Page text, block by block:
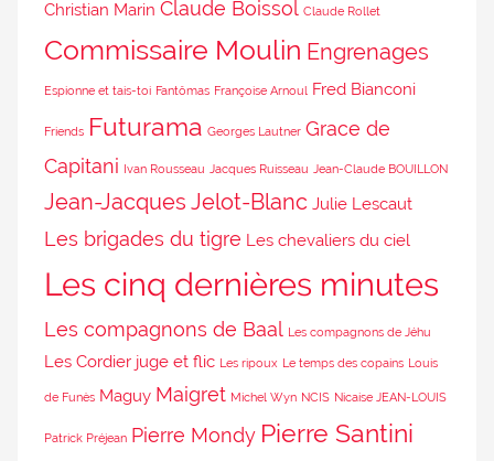
Christian Marin Claude Boissol Claude Rollet
Commissaire Moulin Engrenages
Espionne et tais-toi Fantômas Françoise Arnoul Fred Bianconi
Friends Futurama Georges Lautner Grace de
Capitani Ivan Rousseau Jacques Ruisseau Jean-Claude BOUILLON
Jean-Jacques Jelot-Blanc Julie Lescaut
Les brigades du tigre Les chevaliers du ciel
Les cinq dernières minutes
Les compagnons de Baal Les compagnons de Jéhu
Les Cordier juge et flic Les ripoux Le temps des copains Louis
de Funès Maguy Maigret Michel Wyn NCIS Nicaise JEAN-LOUIS
Patrick Préjean Pierre Mondy Pierre Santini